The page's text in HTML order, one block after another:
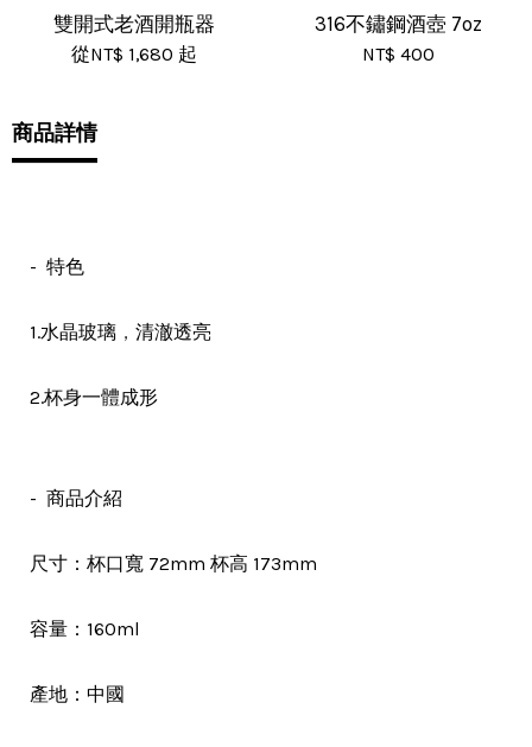
商品詳情
- 特色
1.水晶玻璃 ， 清澈透亮
2.杯身一體成形
- 商品介紹
尺寸：杯口寬 72mm 杯高 173mm
容量：160ml
產地：中國
雙開式老酒開瓶器
從NT$ 1,680 起
316不鏽鋼酒壺 7oz
NT$ 400